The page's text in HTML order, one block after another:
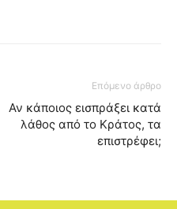
Επόμενο άρθρο
Αν κάποιος εισπράξει κατά
λάθος από το Κράτος, τα
επιστρέφει;